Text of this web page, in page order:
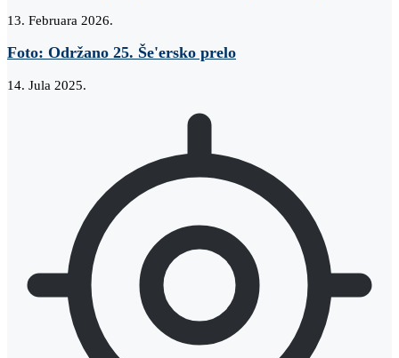
13. Februara 2026.
Foto: Održano 25. Še'ersko prelo
14. Jula 2025.